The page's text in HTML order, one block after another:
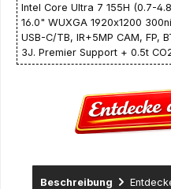
Intel Core Ultra 7 155H (0.7-
16.0" WUXGA 1920x1200
USB-C/TB, IR+5MP CAM, FP,
3J. Premier Support + 0.5t
Beschreibung